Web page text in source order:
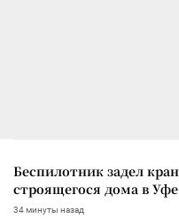
Беспилотник задел
строящегося дома в Уфе
34 минуты назад